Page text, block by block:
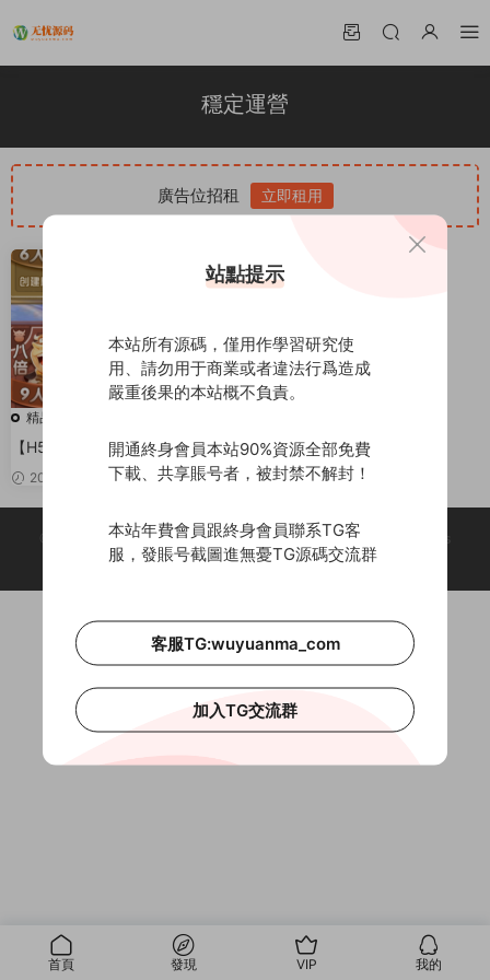
穩定運營
廣告位招租 立即租用
精品源碼
【H5棋牌】 穩定運營版菠蘿娛樂
H5棋牌源碼，透視+勝率+房卡積
分雙模式+開源無授權+搭建教程
2020-04-08 380
© 2018-2026 Theme by - 無憂源碼 & Wuyuanma.Com Theme. All rights
reserved
首頁 發現 VIP 我的
站點提示
本站所有源碼，僅用作學習研究使
用、請勿用于商業或者違法行爲造成
嚴重後果的本站概不負責。
開通終身會員本站90%資源全部免費
下載、共享賬号者，被封禁不解封！
本站年費會員跟終身會員聯系TG客
服，發賬号截圖進無憂TG源碼交流群
客服TG:wuyuanma_com
加入TG交流群